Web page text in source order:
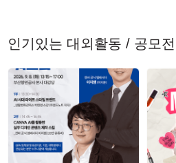
인기있는 대외활동 / 공모